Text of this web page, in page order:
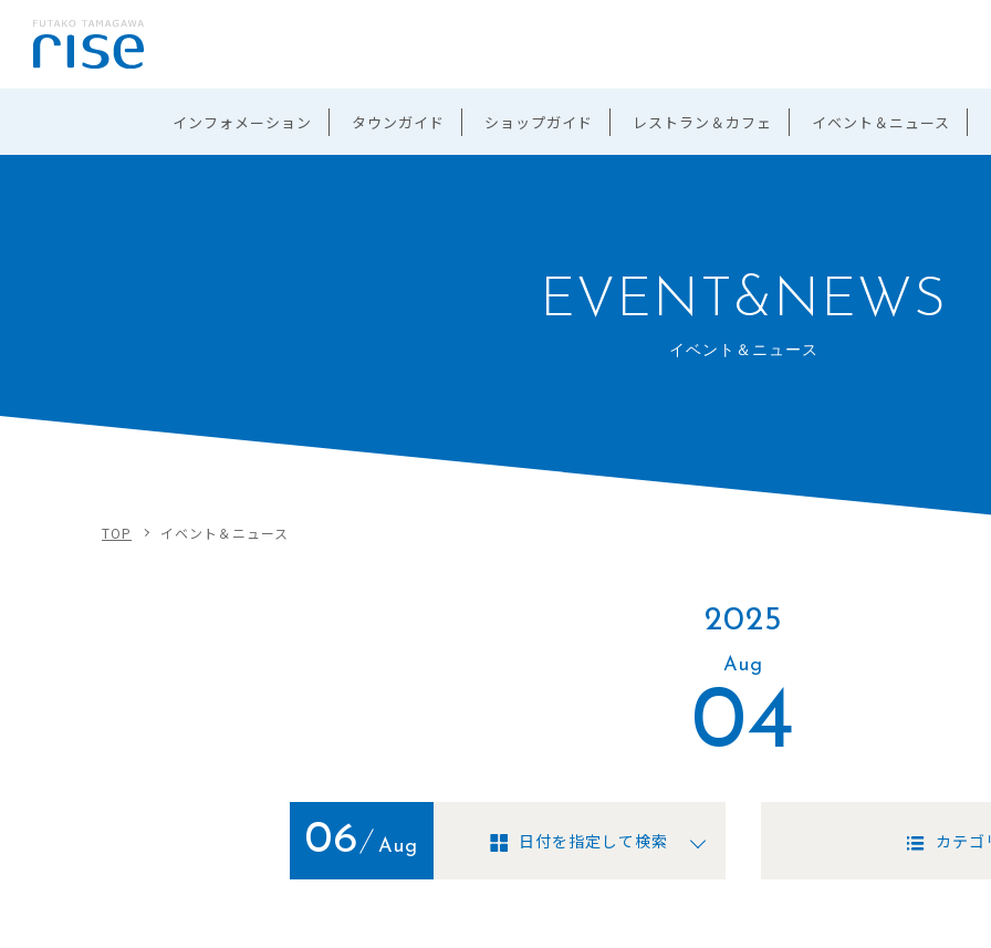
インフォメーション タウンガイド ショップガイド レストラン＆カフェ イベント＆ニュース
EVENT&NEWS
イベント＆ニュース
TOP イベント＆ニュース
2025
Aug
04
06 Aug 日付を指定して検索 カテゴ